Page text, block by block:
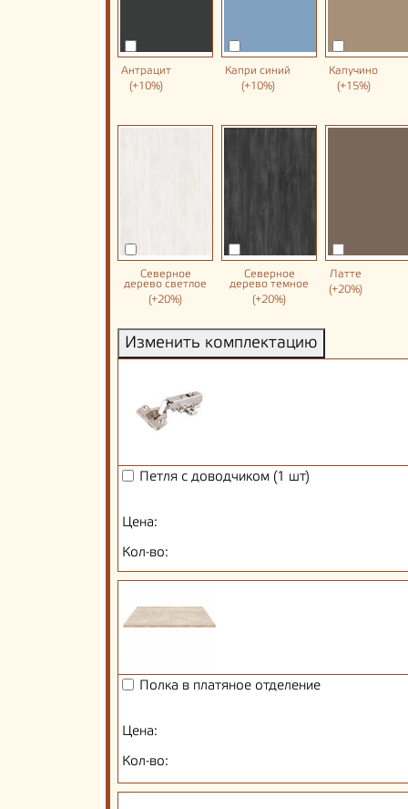
Антрацит
(+10%)
Капри синий
(+10%)
Капучино
(+15%)
Северное
дерево светлое
(+20%)
Северное
дерево темное
(+20%)
Латте
(+20%)
Изменить комплектацию
Петля с доводчиком (1 шт)
Цена:
Кол-во:
Полка в платяное отделение
Цена:
Кол-во: